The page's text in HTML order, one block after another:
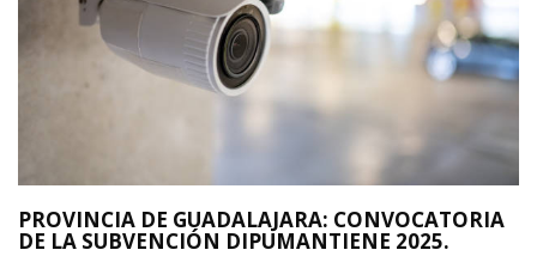
PROVINCIA DE GUADALAJARA: CONVOCATORIA
DE LA SUBVENCIÓN DIPUMANTIENE 2025.